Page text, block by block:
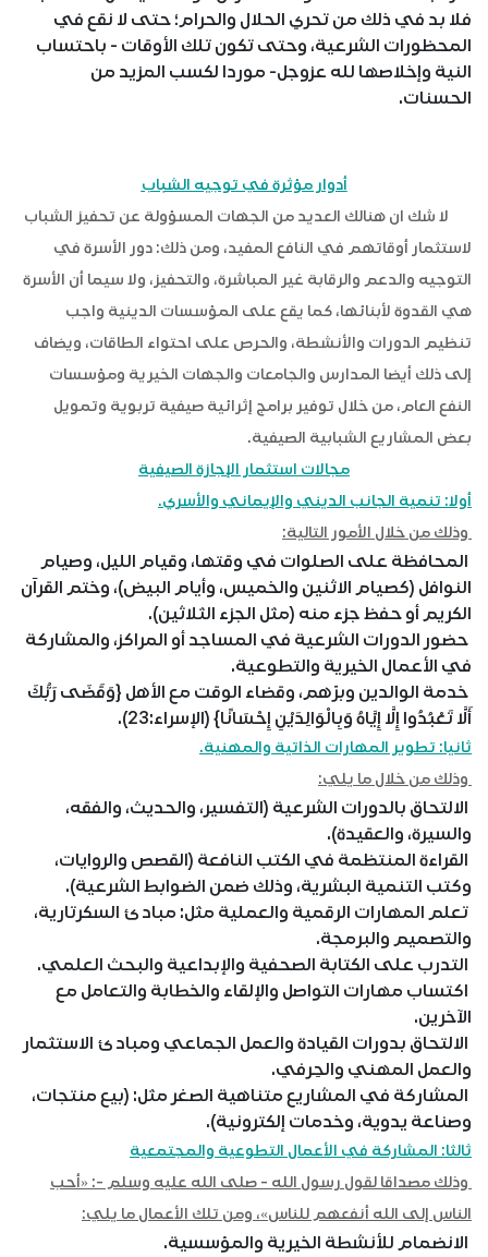
فلا بد في ذلك من تحري الحلال والحرام؛ حتى لا نقع في
المحظورات الشرعية، وحتى تكون تلك الأوقات - باحتساب
النية وإخلاصها لله عزوجل- موردا لكسب المزيد من
الحسنات.
أدوار مؤثرة في توجيه الشباب
لا شك ان هنالك العديد من الجهات المسؤولة عن تحفيز الشباب
لاستثمار أوقاتهم في النافع المفيد، ومن ذلك: دور الأسرة في
التوجيه والدعم والرقابة غير المباشرة، والتحفيز، ولا سيما أن الأسرة
هي القدوة لأبنائها، كما يقع على المؤسسات الدينية واجب
تنظيم الدورات والأنشطة، والحرص على احتواء الطاقات، ويضاف
إلى ذلك أيضا المدارس والجامعات والجهات الخيرية ومؤسسات
النفع العام، من خلال توفير برامج إثرائية صيفية تربوية وتمويل
بعض المشاريع الشبابية الصيفية.
مجالات استثمار الإجازة الصيفية
أولا: تنمية الجانب الديني والإيماني والأسري.
وذلك من خلال الأمور التالية:
المحافظة على الصلوات في وقتها، وقيام الليل، وصيام
النوافل (كصيام الاثنين والخميس، وأيام البيض)، وختم القرآن
الكريم أو حفظ جزء منه (مثل الجزء الثلاثين).
حضور الدورات الشرعية في المساجد أو المراكز، والمشاركة
في الأعمال الخيرية والتطوعية.
خدمة الوالدين وبرّهم، وقضاء الوقت مع الأهل {وَقَضَى رَبُّكَ
أَلَّا تَعْبُدُوا إِلَّا إِيَّاهُ وَبِالْوَالِدَيْنِ إِحْسَانًا} (الإسراء:23).
ثانيا: تطوير المهارات الذاتية والمهنية.
وذلك من خلال ما يلي:
الالتحاق بالدورات الشرعية (التفسير، والحديث، والفقه،
والسيرة، والعقيدة).
القراءة المنتظمة في الكتب النافعة (القصص والروايات،
وكتب التنمية البشرية، وذلك ضمن الضوابط الشرعية).
تعلم المهارات الرقمية والعملية مثل: مبادئ السكرتارية،
والتصميم والبرمجة.
التدرب على الكتابة الصحفية والإبداعية والبحث العلمي.
اكتساب مهارات التواصل والإلقاء والخطابة والتعامل مع
الآخرين.
الالتحاق بدورات القيادة والعمل الجماعي ومبادئ الاستثمار
والعمل المهني والحِرفي.
المشاركة في المشاريع متناهية الصغر مثل: (بيع منتجات،
وصناعة يدوية، وخدمات إلكترونية).
ثالثا: المشاركة في الأعمال التطوعية والمجتمعية
وذلك مصداقا لقول رسول الله - صلى الله عليه وسلم -: «أحب
الناس إلى الله أنفعهم للناس»، ومن تلك الأعمال ما يلي:
الانضمام للأنشطة الخيرية والمؤسسية.